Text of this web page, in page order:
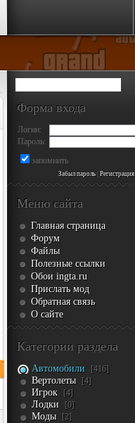
Форма входа
Логин:
Пароль:
запомнить
Забыл пароль| Регистрация
Меню сайта
Главная страница
Форум
Файлы
Полезные ссылки
Обои ingta.ru
Прислать мод
Обратная связь
О сайте
Категории раздела
Автомобили [416]
Вертолеты [4]
Игрок [4]
Лодки [0]
Моды [2]